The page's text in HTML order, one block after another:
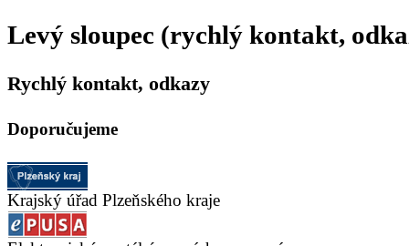
Levý sloupec (rychlý kontakt,
Rychlý kontakt, odkazy
Doporučujeme
Krajský úřad Plzeňského kraje